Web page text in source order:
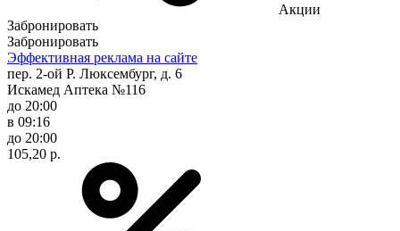
Акции
Забронировать
Забронировать
Эффективная реклама на сайте
пер. 2-ой Р. Люксембург, д. 6
Искамед Аптека №116
до 20:00
в 09:16
до 20:00
105,20 р.